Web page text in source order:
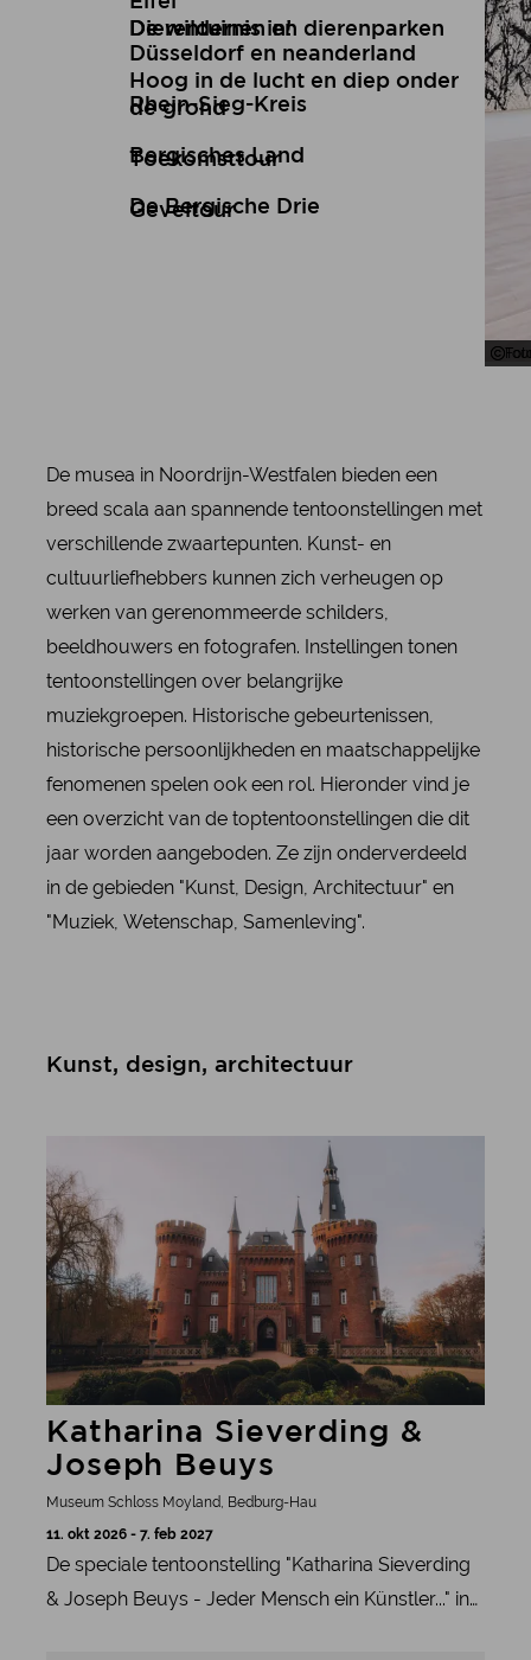
De wildernis in!
Hoog in de lucht en diep onder
de grond
Toekomsttour
Geveltour
Düsseldorf en neanderland
Rhein-Sieg-Kreis
Bergisches Land
De Bergische Drie
Dierentuinen en dierenparken
De musea in Noordrijn-Westfalen bieden een
breed scala aan spannende tentoonstellingen met
verschillende zwaartepunten. Kunst- en
cultuurliefhebbers kunnen zich verheugen op
werken van gerenommeerde schilders,
beeldhouwers en fotografen. Instellingen tonen
tentoonstellingen over belangrijke
muziekgroepen. Historische gebeurtenissen,
historische persoonlijkheden en maatschappelijke
fenomenen spelen ook een rol. Hieronder vind je
een overzicht van de toptentoonstellingen die dit
jaar worden aangeboden. Ze zijn onderverdeeld
in de gebieden "Kunst, Design, Architectuur" en
"Muziek, Wetenschap, Samenleving".
Kunst, design, architectuur
Katharina Sieverding &
Joseph Beuys
Museum Schloss Moyland, Bedburg-Hau
11. okt 2026 - 7. feb 2027
De speciale tentoonstelling "Katharina Sieverding
& Joseph Beuys - Jeder Mensch ein Künstler..." in